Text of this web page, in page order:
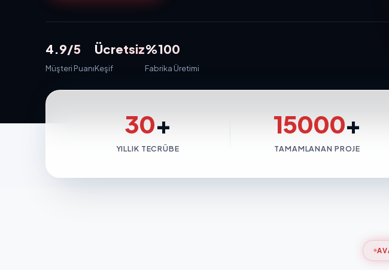
4.9/5
Müşteri Puanı
Ücretsiz
Keşif
%100
Fabrika Üretimi
30+
YILLIK TECRÜBE
15000+
TAMAMLANAN PROJE